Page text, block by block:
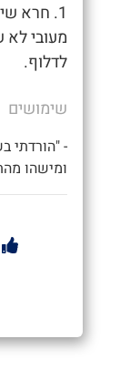
1. חרא
מעובי
לדלוף.
שימושים
- "הורדתי
ומישהו